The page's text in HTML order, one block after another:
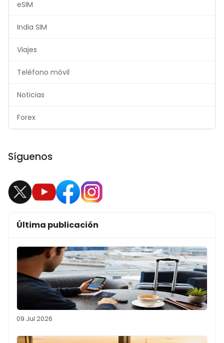
eSIM
India SIM
Viajes
Teléfono móvil
Noticias
Forex
Síguenos
Última publicación
09 Jul 2026